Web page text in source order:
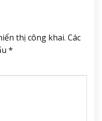
thị công khai. Các
*